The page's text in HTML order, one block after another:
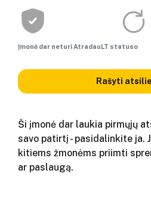
Įmonė dar neturi AtradauLT statuso
Rašyti
Ši įmonė dar laukia pirmųjų
savo patirtį - pasidalinkite ja.
kitiems žmonėms priimti
ar paslaugą.